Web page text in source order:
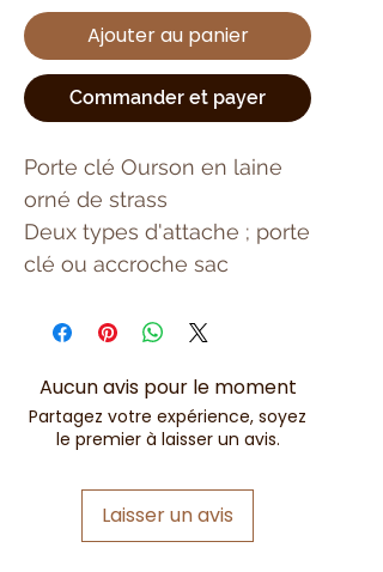
Ajouter au panier
Commander et payer
Porte clé Ourson en laine
orné de strass
Deux types d'attache ; porte
clé ou accroche sac
Aucun avis pour le moment
Partagez votre expérience, soyez
le premier à laisser un avis.
Laisser un avis